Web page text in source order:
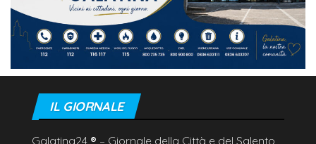
IL GIORNALE
Galatina24 ® – Giornale della Città e del Salento